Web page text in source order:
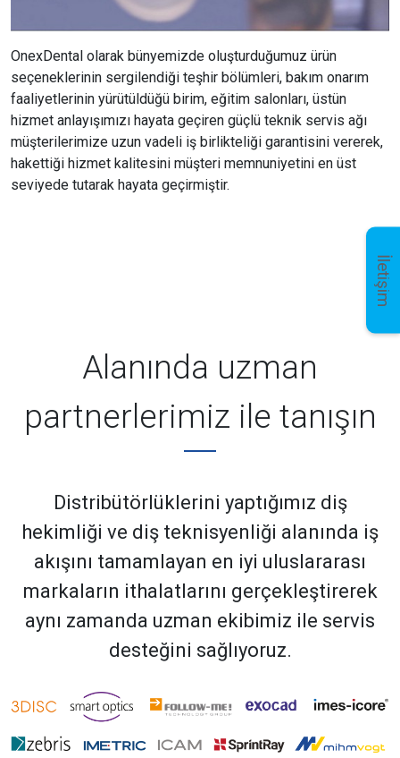
OnexDental olarak bünyemizde oluşturduğumuz ürün
seçeneklerinin sergilendiği teşhir bölümleri, bakım onarım
faaliyetlerinin yürütüldüğü birim, eğitim salonları, üstün
hizmet anlayışımızı hayata geçiren güçlü teknik servis ağı
müşterilerimize uzun vadeli iş birlikteliği garantisini vererek,
hakettiği hizmet kalitesini müşteri memnuniyetini en üst
seviyede tutarak hayata geçirmiştir.
İletişim
Alanında uzman
partnerlerimiz ile tanışın
Distribütörlüklerini yaptığımız diş
hekimliği ve diş teknisyenliği alanında iş
akışını tamamlayan en iyi uluslararası
markaların ithalatlarını gerçekleştirerek
aynı zamanda uzman ekibimiz ile servis
desteğini sağlıyoruz.